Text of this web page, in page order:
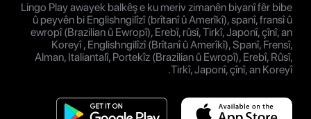
Lingo Play awayek balkêş e ku meriv zimanên biyanî fêr bibe
û peyvên bi Englishngilîzî (brîtanî û Amerîkî), spanî, fransî û
ewropî (Brazilian û Ewropî), Erebî, rûsî, Tirkî, Japonî, çînî, an
Koreyî , Englishngilîzî (Brîtanî û Amerîkî), Spanî, Frensî,
Alman, Italiantalî, Portekîz (Brazilian û Ewropî), Erebî, Rûsî,
Tirkî, Japonî, çînî, an Koreyî.